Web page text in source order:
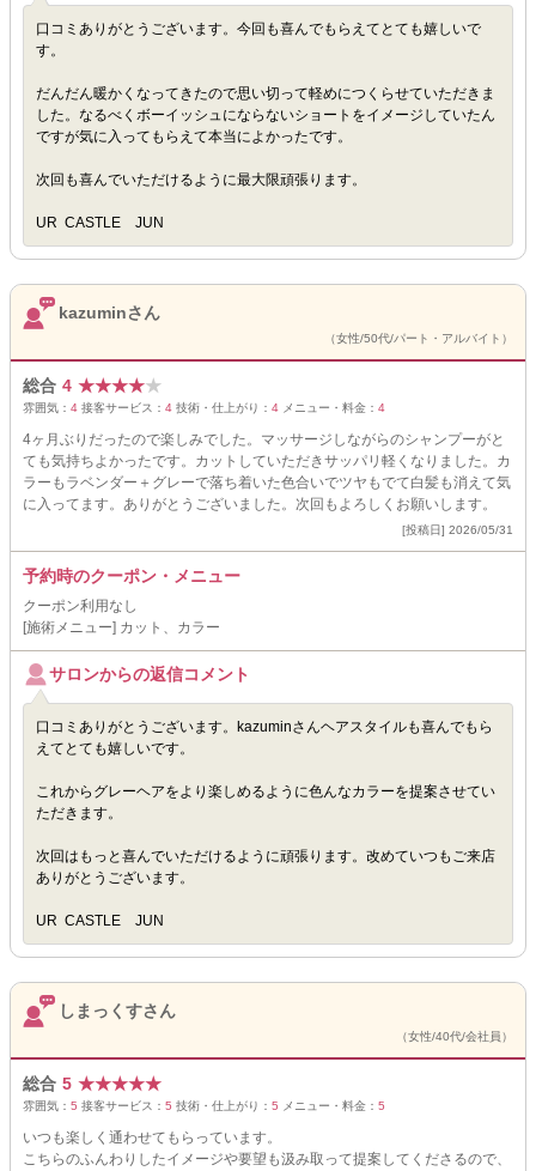
口コミありがとうございます。今回も喜んでもらえてとても嬉しいで
す。
だんだん暖かくなってきたので思い切って軽めにつくらせていただきま
した。なるべくボーイッシュにならないショートをイメージしていたん
ですが気に入ってもらえて本当によかったです。
次回も喜んでいただけるように最大限頑張ります。
UR CASTLE JUN
kazuminさん
（女性/50代/パート・アルバイト）
総合 4 ★★★★★
雰囲気： 4 接客サービス： 4 技術・仕上がり： 4 メニュー・料金： 4
4ヶ月ぶりだったので楽しみでした。マッサージしながらのシャンプーがと
ても気持ちよかったです。カットしていただきサッパリ軽くなりました。カ
ラーもラベンダー＋グレーで落ち着いた色合いでツヤもでて白髪も消えて気
に入ってます。ありがとうございました。次回もよろしくお願いします。
[投稿日] 2026/05/31
予約時のクーポン・メニュー
クーポン利用なし
[施術メニュー] カット、カラー
サロンからの返信コメント
口コミありがとうございます。kazuminさんヘアスタイルも喜んでもら
えてとても嬉しいです。
これからグレーヘアをより楽しめるように色んなカラーを提案させてい
ただきます。
次回はもっと喜んでいただけるように頑張ります。改めていつもご来店
ありがとうございます。
UR CASTLE JUN
しまっくすさん
（女性/40代/会社員）
総合 5 ★★★★★
雰囲気： 5 接客サービス： 5 技術・仕上がり： 5 メニュー・料金： 5
いつも楽しく通わせてもらっています。
こちらのふんわりしたイメージや要望も汲み取って提案してくださるので、